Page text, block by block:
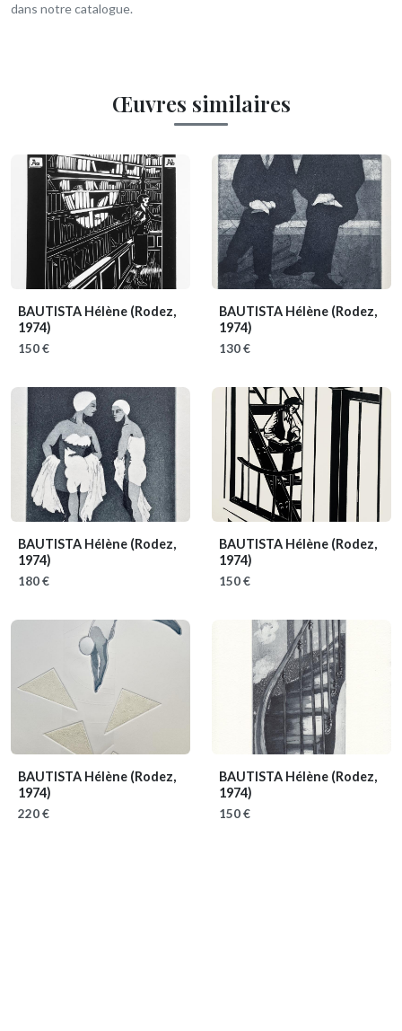
dans notre catalogue.
Œuvres similaires
BAUTISTA Hélène (Rodez,
1974)
150 €
BAUTISTA Hélène (Rodez,
1974)
130 €
BAUTISTA Hélène (Rodez,
1974)
180 €
BAUTISTA Hélène (Rodez,
1974)
150 €
BAUTISTA Hélène (Rodez,
1974)
220 €
BAUTISTA Hélène (Rodez,
1974)
150 €